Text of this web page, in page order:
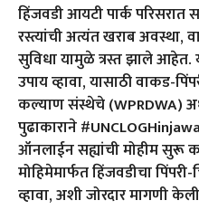
हिंजवडी आयटी पार्क
रस्त्यांची अत्यंत खराब अवस्था,
सुविधा यामुळे त्रस्त झाले आहेत.
उपाय व्हावा, यासाठी वाकड-
कल्याण संस्थेचे (WPRDWA)
पुढाकाराने
ऑनलाईन सह्यांची मोहीम सुरू
मोहिमेमार्फत हिंजवडीचा
व्हावा, अशी जोरदार मागणी